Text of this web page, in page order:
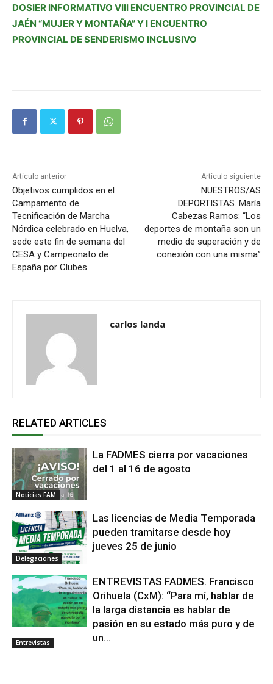
DOSIER INFORMATIVO VIII ENCUENTRO PROVINCIAL DE
JAÉN “MUJER Y MONTAÑA” Y I ENCUENTRO
PROVINCIAL DE SENDERISMO INCLUSIVO
Artículo anterior
Objetivos cumplidos en el
Campamento de
Tecnificación de Marcha
Nórdica celebrado en Huelva,
sede este fin de semana del
CESA y Campeonato de
España por Clubes
Artículo siguiente
NUESTROS/AS
DEPORTISTAS. María
Cabezas Ramos: “Los
deportes de montaña son un
medio de superación y de
conexión con una misma”
carlos landa
RELATED ARTICLES
Noticias FAM
La FADMES cierra por vacaciones
del 1 al 16 de agosto
Delegaciones
Las licencias de Media Temporada
pueden tramitarse desde hoy
jueves 25 de junio
Entrevistas
ENTREVISTAS FADMES. Francisco
Orihuela (CxM): “Para mí, hablar de
la larga distancia es hablar de
pasión en su estado más puro y de
un...